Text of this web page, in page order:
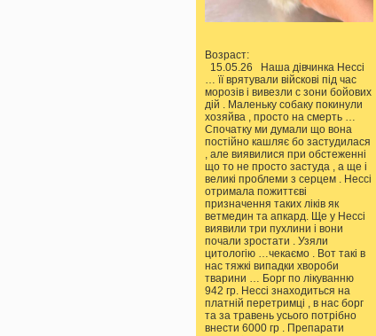
Возраст:
15.05.26 Наша дівчинка Нессі
… її врятували війскові під час
морозів і вивезли с зони бойових
дій . Маленьку собаку покинули
хозяйва , просто на смерть …
Спочатку ми думали що вона
постійно кашляє бо застудилася
, але виявилися при обстеженні
що то не просто застуда , а ще і
великі проблеми з серцем . Нессі
отримала пожиттєві
призначення таких ліків як
ветмедин та апкард. Ще у Нессі
виявили три пухлини і вони
почали зростати . Узяли
цитологію …чекаємо . Вот такі в
нас тяжкі випадки хвороби
тварини … Борг по лікуванню
942 гр. Нессі знаходиться на
платній перетримці , в нас борг
та за травень усього потрібно
внести 6000 гр . Препарати